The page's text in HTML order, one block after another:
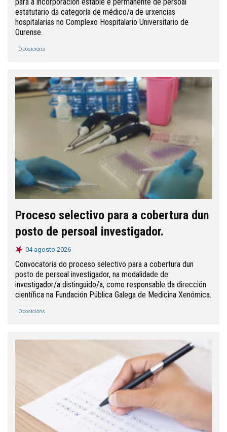
estatutario da categoría de médico/a de urxencias
hospitalarias no Complexo Hospitalario Universitario de
Ourense.
Oposicións
Proceso selectivo para a cobertura dun
posto de persoal investigador.
04 agosto 2026
Convocatoria do proceso selectivo para a cobertura dun
posto de persoal investigador, na modalidade de
investigador/a distinguido/a, como responsable da dirección
científica na Fundación Pública Galega de Medicina Xenómica.
Oposicións